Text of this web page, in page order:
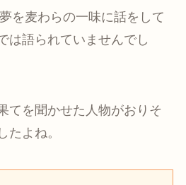
を麦わらの一味に話をして
は語られていませんでし
てを聞かせた人物がおりそ
たよね。